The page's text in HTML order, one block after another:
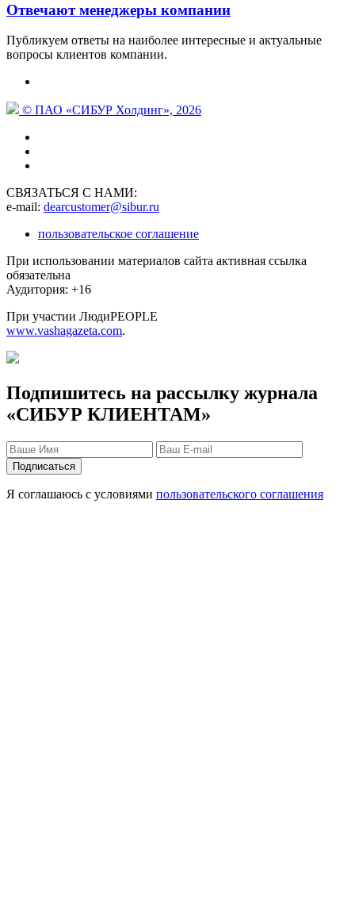
Отвечают менеджеры компании
Публикуем ответы на наиболее интересные и актуальные
вопросы клиентов компании.
© ПАО «СИБУР Холдинг», 2026
СВЯЗАТЬСЯ С НАМИ:
e-mail: dearcustomer@sibur.ru
пользовательское соглашение
При использовании материалов сайта активная ссылка
обязательна
Аудитория: +16
При участии ЛюдиPEOPLE
www.vashagazeta.com.
Подпишитесь на рассылку журнала
«СИБУР КЛИЕНТАМ»
Я соглашаюсь с условиями пользовательского соглашения